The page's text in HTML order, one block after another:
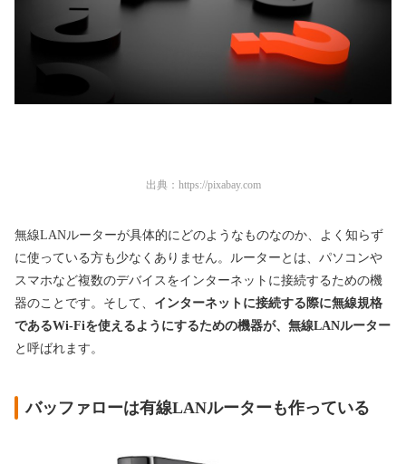
出典： https://pixabay.com
無線LANルーターが具体的にどのようなものなのか、よく知らず
に使っている方も少なくありません。ルーターとは、パソコンや
スマホなど複数のデバイスをインターネットに接続するための機
器のことです。そして、 インターネットに接続する際に無線規格
であるWi-Fiを使えるようにするための機器が、無線LANルーター
と呼ばれます。
バッファローは有線LANルーターも作っている